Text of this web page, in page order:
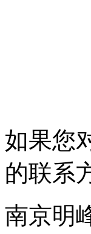
如果您
的联系
南京明